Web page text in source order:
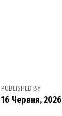
PUBLISHED BY
16 Червня, 2026